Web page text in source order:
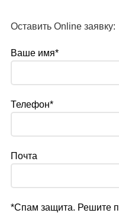
Оставить Online заявку:
Ваше имя*
Телефон*
Почта
*Спам защита. Решите